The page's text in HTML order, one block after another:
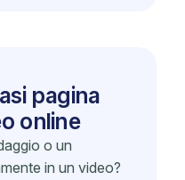
pagina
online
o un
in un video?